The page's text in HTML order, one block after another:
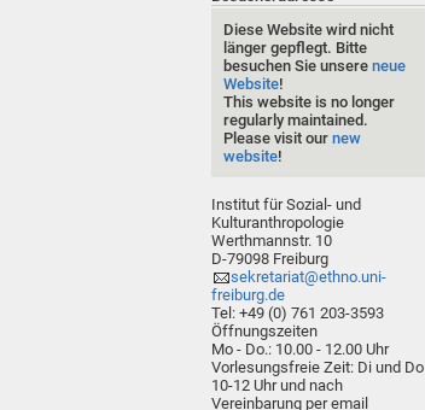
Diese Website wird nicht
länger gepflegt. Bitte
besuchen Sie unsere neue
Website!
This website is no longer
regularly maintained.
Please visit our new
website!
Institut für Sozial- und
Kulturanthropologie
Werthmannstr. 10
D-79098 Freiburg
sekretariat@ethno.uni-
freiburg.de
Tel: +49 (0) 761 203-3593
Öffnungszeiten
Mo - Do.: 10.00 - 12.00 Uhr
Vorlesungsfreie Zeit: Di und Do
10-12 Uhr und nach
Vereinbarung per email